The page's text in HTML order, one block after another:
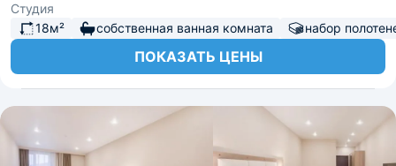
Студия
18м²
собственная ванная комната набор
ПОКАЗАТЬ ЦЕНЫ